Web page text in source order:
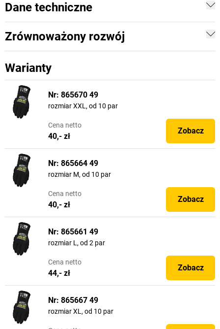
Dane techniczne
Zrównoważony rozwój
Warianty
Nr: 865670 49
rozmiar XXL, od 10 par
Cena netto
40,- zł
Zobacz
Nr: 865664 49
rozmiar M, od 10 par
Cena netto
40,- zł
Zobacz
Nr: 865661 49
rozmiar L, od 2 par
Cena netto
44,- zł
Zobacz
Nr: 865667 49
rozmiar XL, od 10 par